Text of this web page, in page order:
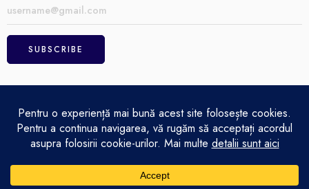
ELECTRO MAGAZIN SRL© 2026
Achitare Politică de confidențialitate Termeni și condiții